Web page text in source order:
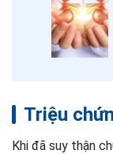
Triệu
Khi đã suy thận